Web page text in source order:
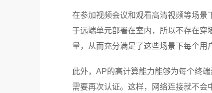
在参加视频会议和观看高清视频等场景
于远端单元部署在室内，所以不存在
量，从而充分满足了这些场景下每个用
此外，AP的高计算能力能够为每个终
需要再次认证。这样，网络连接就不会